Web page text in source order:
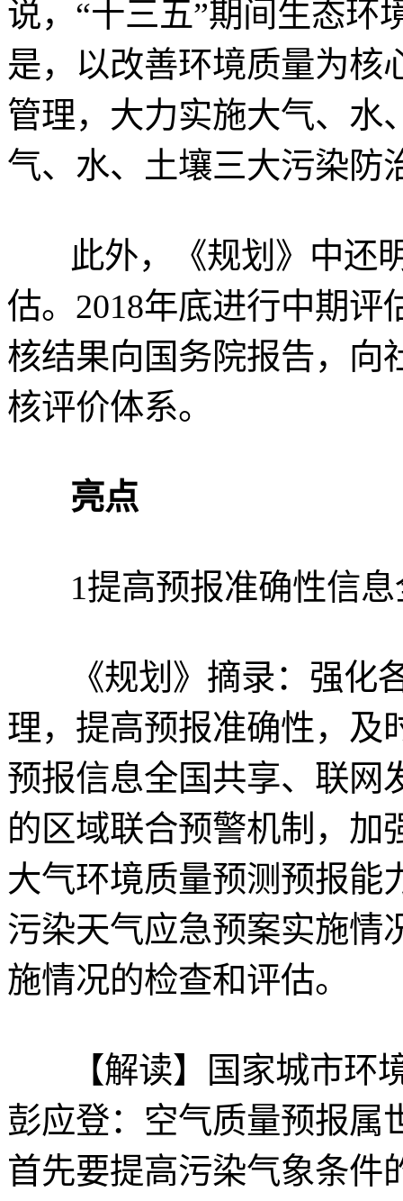
说，“十三五”期间生态环
是，以改善环境质量为核
管理，大力实施大气、水
气、水、土壤三大污染防
此外，《规划》中还明
估。2018年底进行中期评
核结果向国务院报告，向
核评价体系。
亮点
1提高预报准确性信息
《规划》摘录：强化
理，提高预报准确性，及
预报信息全国共享、联网
的区域联合预警机制，加
大气环境质量预测预报能
污染天气应急预案实施情
施情况的检查和评估。
【解读】国家城市环境
彭应登：空气质量预报属
首先要提高污染气象条件